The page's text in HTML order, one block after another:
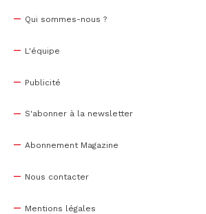
Qui sommes-nous ?
L'équipe
Publicité
S'abonner à la newsletter
Abonnement Magazine
Nous contacter
Mentions légales